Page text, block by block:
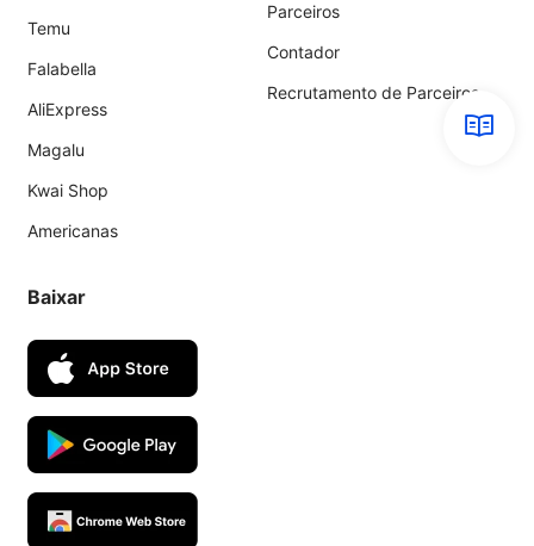
Temu
Falabella
AliExpress
Magalu
Kwai Shop
Americanas
Parceiros
Contador
Recrutamento de Parceiros
Baixar